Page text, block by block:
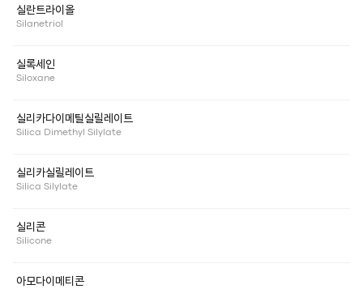
실란트라이올
Silanetriol
실록세인
Siloxane
실리카다이메틸실릴레이트
Silica Dimethyl Silylate
실리카실릴레이트
Silica Silylate
실리콘
Silicone
아모다이메티콘